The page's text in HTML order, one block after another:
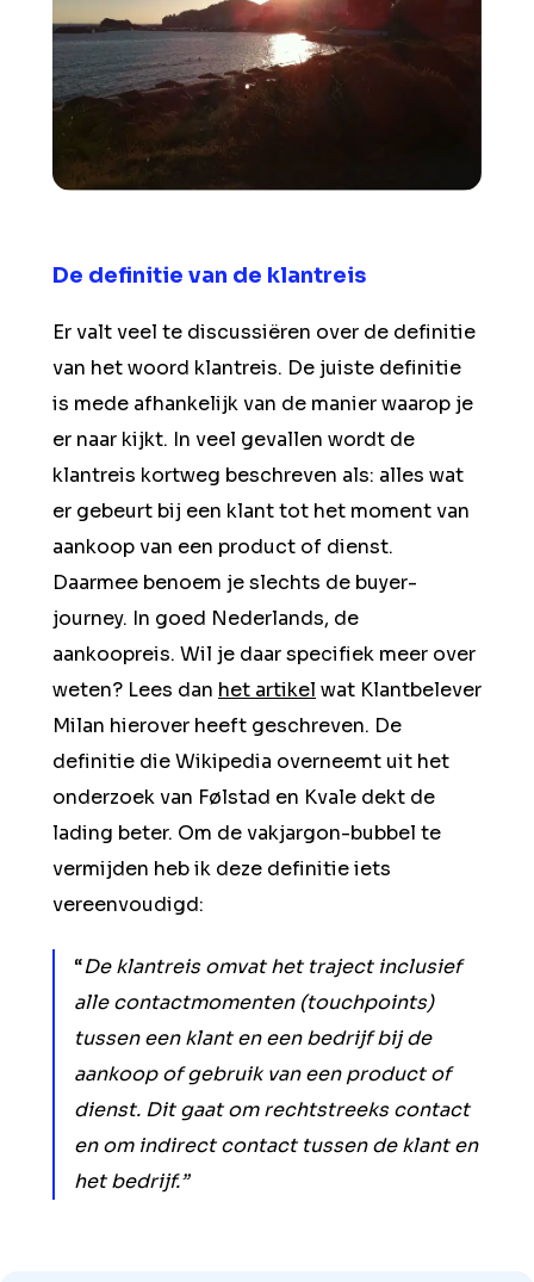
De definitie van de klantreis
Er valt veel te discussiëren over de definitie
van het woord klantreis. De juiste definitie
is mede afhankelijk van de manier waarop je
er naar kijkt. In veel gevallen wordt de
klantreis kortweg beschreven als: alles wat
er gebeurt bij een klant tot het moment van
aankoop van een product of dienst.
Daarmee benoem je slechts de buyer-
journey. In goed Nederlands, de
aankoopreis. Wil je daar specifiek meer over
weten? Lees dan het artikel wat Klantbelever
Milan hierover heeft geschreven. De
definitie die Wikipedia overneemt uit het
onderzoek van Følstad en Kvale dekt de
lading beter. Om de vakjargon-bubbel te
vermijden heb ik deze definitie iets
vereenvoudigd:
“De klantreis omvat het traject inclusief
alle contactmomenten (touchpoints)
tussen een klant en een bedrijf bij de
aankoop of gebruik van een product of
dienst. Dit gaat om rechtstreeks contact
en om indirect contact tussen de klant en
het bedrijf.”